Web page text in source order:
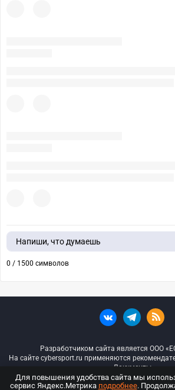
Напиши, что думаешь
0 / 1500 символов
Разработчиком сайта является ООО
На сайте cybersport.ru применяются
Документы
© ООО «Киберспорт.ру» — Все
Для повышения удобства сайта мы
сервис Яндекс.Метрика подробнее.